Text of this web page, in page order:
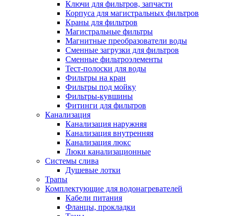
Новости и Акции
Оплата и доставка
Сервис-центр
Адреса Сервис-центров
Обмен и возврат товара
Ключи для фильтров, запчасти
Корпуса для магистральных фильтров
Краны для фильтров
Магистральные фильтры
Магнитные преобразователи воды
Сменные загрузки для фильтров
Сменные фильтроэлементы
Тест-полоски для воды
Фильтры на кран
Фильтры под мойку
Фильтры-кувшины
Фитинги для фильтров
Канализация
Канализация наружняя
Канализация внутренняя
Канализация люкс
Люки канализационные
Системы слива
Душевые лотки
Трапы
Комплектующие для водонагревателей
Кабели питания
Фланцы, прокладки